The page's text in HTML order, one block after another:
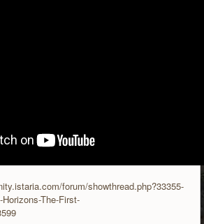
forum/showthread.php?33355-
The-First-